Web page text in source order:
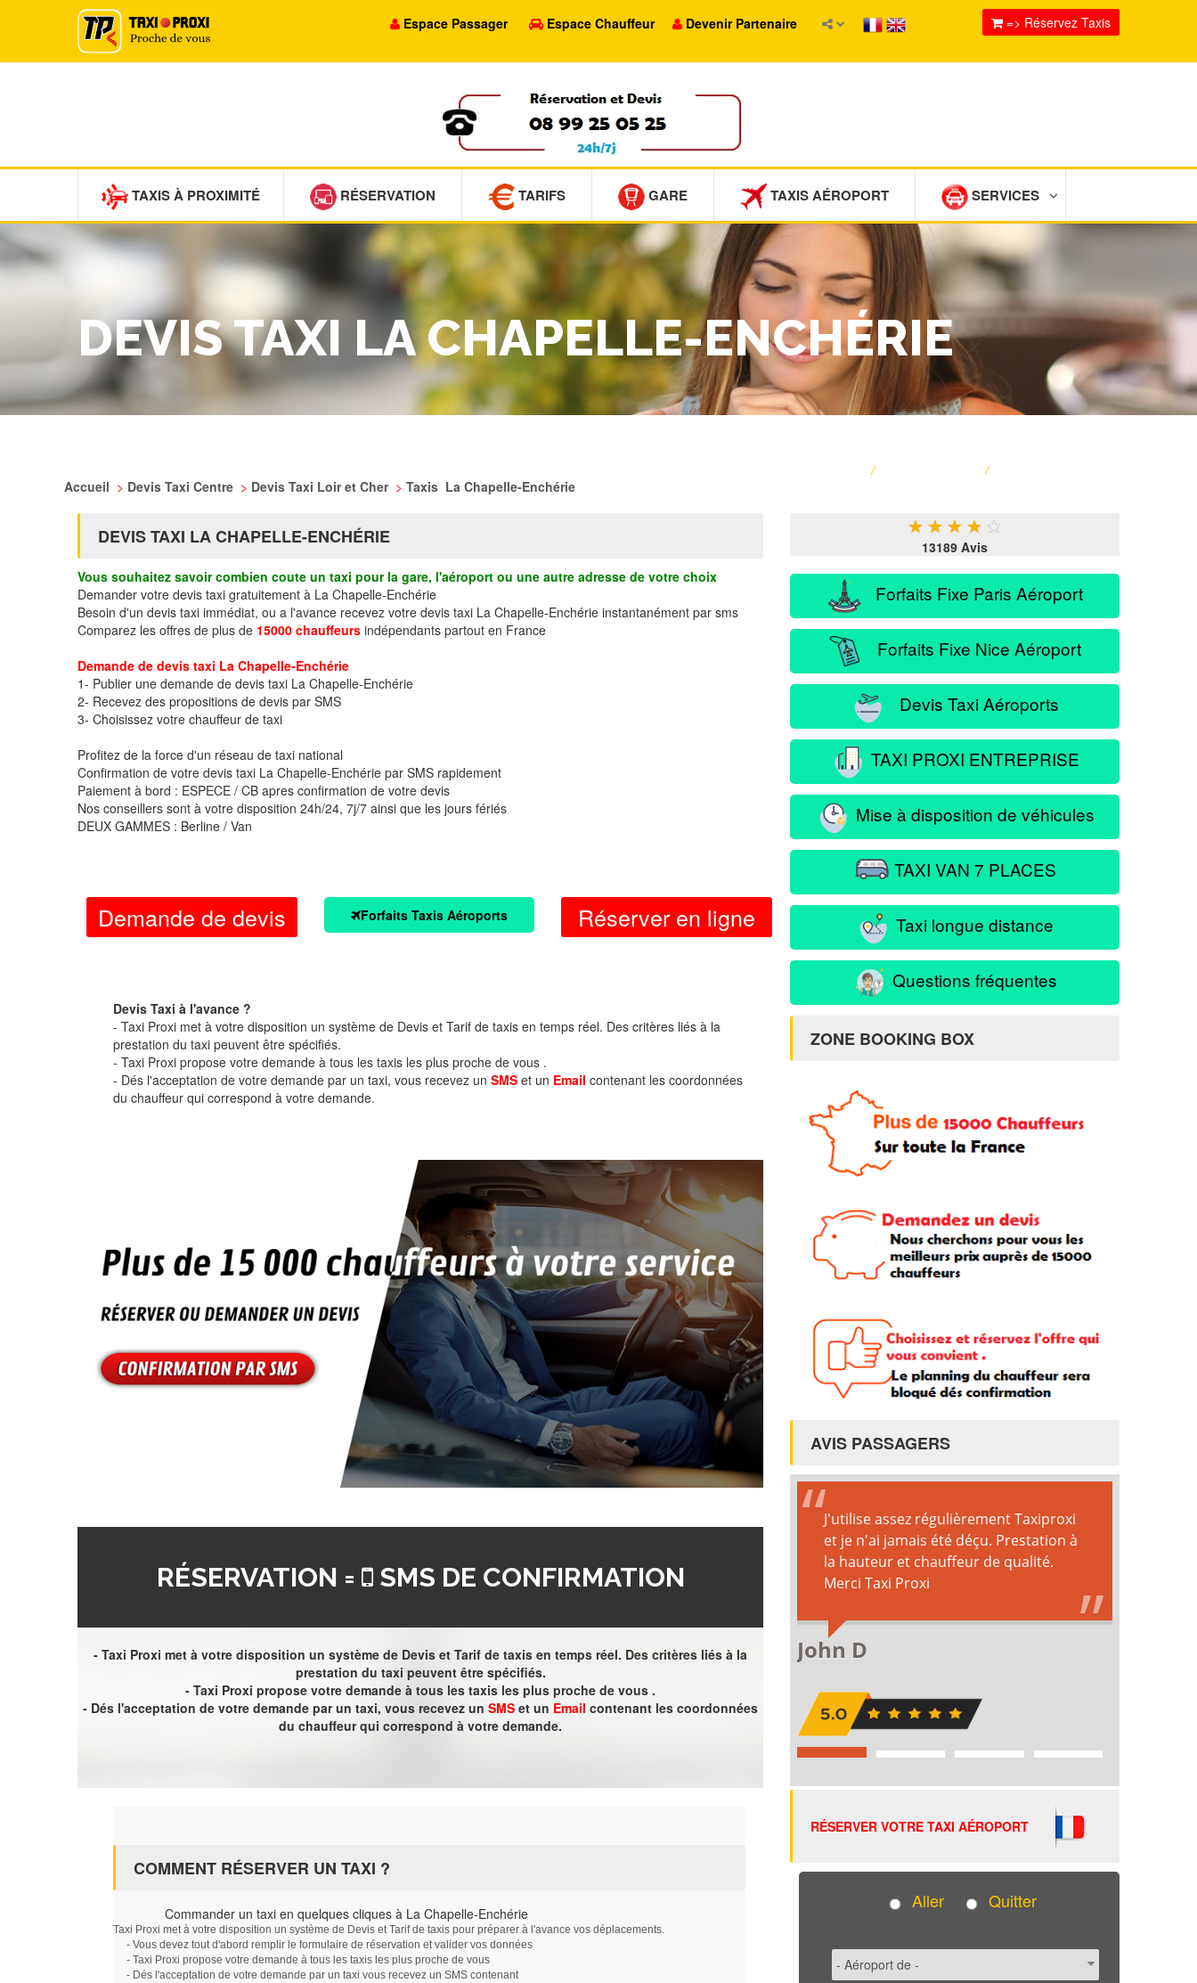
Espace Passager Espace Chauffeur Devenir Partenaire => Réservez Taxis
TAXIS À PROXIMITÉ RÉSERVATION TARIFS GARE TAXIS AÉROPORT SERVICES
DEVIS TAXI LA CHAPELLE-ENCHÉRIE
/ /
Accueil > Devis Taxi Centre > Devis Taxi Loir et Cher > Taxis La Chapelle-Enchérie
DEVIS TAXI LA CHAPELLE-ENCHÉRIE
Vous souhaitez savoir combien coute un taxi pour la gare, l'aéroport ou une autre adresse de votre choix
Demander votre devis taxi gratuitement à La Chapelle-Enchérie
Besoin d'un devis taxi immédiat, ou a l'avance recevez votre devis taxi La Chapelle-Enchérie instantanément par sms
Comparez les offres de plus de 15000 chauffeurs indépendants partout en France
Demande de devis taxi La Chapelle-Enchérie
1- Publier une demande de devis taxi La Chapelle-Enchérie
2- Recevez des propositions de devis par SMS
3- Choisissez votre chauffeur de taxi
Profitez de la force d'un réseau de taxi national
Confirmation de votre devis taxi La Chapelle-Enchérie par SMS rapidement
Paiement à bord : ESPECE / CB apres confirmation de votre devis
Nos conseillers sont à votre disposition 24h/24, 7j/7 ainsi que les jours fériés
DEUX GAMMES : Berline / Van
Demande de devis Forfaits Taxis Aéroports Réserver en ligne
Devis Taxi à l'avance ?
- Taxi Proxi met à votre disposition un système de Devis et Tarif de taxis en temps réel. Des critères liés à la
prestation du taxi peuvent être spécifiés.
- Taxi Proxi propose votre demande à tous les taxis les plus proche de vous .
- Dés l'acceptation de votre demande par un taxi, vous recevez un SMS et un Email contenant les coordonnées
du chauffeur qui correspond à votre demande.
RÉSERVATION = SMS DE CONFIRMATION
- Taxi Proxi met à votre disposition un système de Devis et Tarif de taxis en temps réel. Des critères liés à la
prestation du taxi peuvent être spécifiés.
- Taxi Proxi propose votre demande à tous les taxis les plus proche de vous .
- Dés l'acceptation de votre demande par un taxi, vous recevez un SMS et un Email contenant les coordonnées
du chauffeur qui correspond à votre demande.
COMMENT RÉSERVER UN TAXI ?
Commander un taxi en quelques cliques à La Chapelle-Enchérie
Taxi Proxi met à votre disposition un système de Devis et Tarif de taxis pour préparer à l'avance vos déplacements.
- Vous devez tout d'abord remplir le formulaire de réservation et valider vos données
- Taxi Proxi propose votre demande à tous les taxis les plus proche de vous
- Dés l'acceptation de votre demande par un taxi vous recevez un SMS contenant
★ ★ ★ ★ ★
13189 Avis
Forfaits Fixe Paris Aéroport
Forfaits Fixe Nice Aéroport
Devis Taxi Aéroports
TAXI PROXI ENTREPRISE
Mise à disposition de véhicules
TAXI VAN 7 PLACES
Taxi longue distance
Questions fréquentes
ZONE BOOKING BOX
AVIS PASSAGERS
RÉSERVER VOTRE TAXI AÉROPORT
Aller Quitter